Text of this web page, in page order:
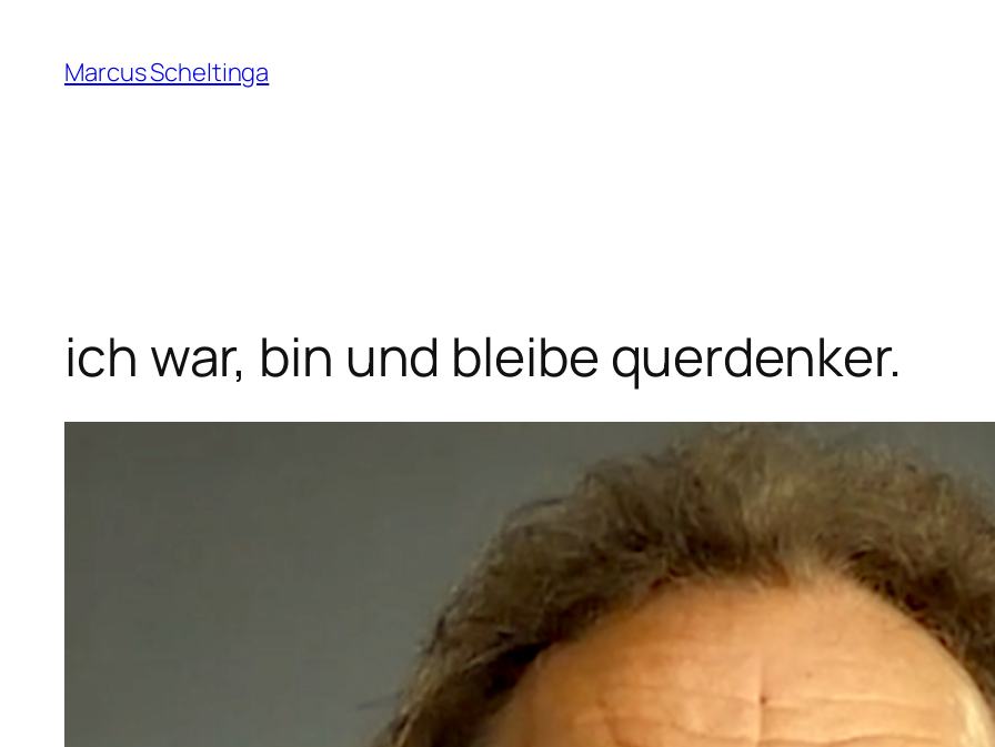
Inhalt
springen
Marcus Scheltinga
ich war, bin und bleibe querdenker.